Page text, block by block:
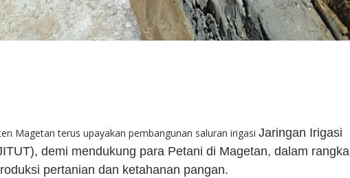
Magetan terus upayakan pembangunan saluran irigasi Jaringan Irigasi
demi mendukung para Petani di Magetan, dalam rangka
pertanian dan ketahanan pangan.